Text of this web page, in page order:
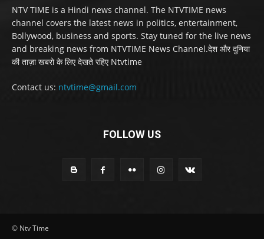
NTV TIME is a Hindi news channel. The NTVTIME news
channel covers the latest news in politics, entertainment,
Bollywood, business and sports. Stay tuned for the live news
and breaking news from NTVTIME News Channel.देश और दुनिया
की ताज़ा खबरो के लिए देखते रहिए Ntvtime
Contact us: ntvtime@gmail.com
FOLLOW US
© Ntv Time